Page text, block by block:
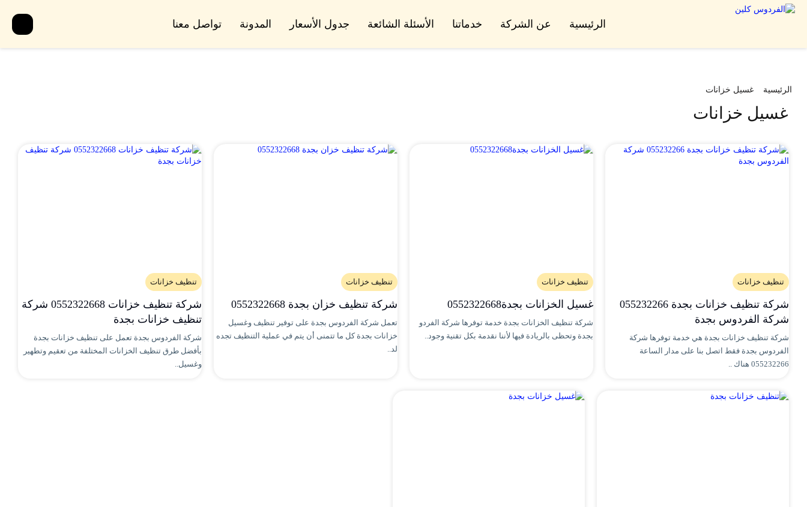
الرئيسية عن الشركة خدماتنا الأسئلة الشائعة جدول الأسعار المدونة تواصل معنا
الرئيسية غسيل خزانات
غسيل خزانات
تنظيف خزانات
شركة تنظيف خزانات بجدة 055232266
شركة الفردوس بجدة
شركة تنظيف خزانات بجدة هي خدمة توفرها شركة
الفردوس بجدة فقط اتصل بنا على مدار الساعة
055232266 هناك ..
تنظيف خزانات
غسيل الخزانات بجدة0552322668
شركة تنظيف الخزانات بجدة خدمة توفرها شركة الفردو
بجدة وتحظى بالريادة فيها لأننا نقدمة بكل تقنية وجود..
تنظيف خزانات
شركة تنظيف خزان بجدة 0552322668
تعمل شركة الفردوس بجدة على توفير تنظيف وغسيل
خزانات بجدة كل ما تتمنى أن يتم في عملية التنظيف تجده
لد..
تنظيف خزانات
شركة تنظيف خزانات 0552322668 شركة
تنظيف خزانات بجدة
شركة الفردوس بجدة تعمل على تنظيف خزانات بجدة
بأفضل طرق تنظيف الخزانات المختلفة من تعقيم وتطهير
وغسيل..